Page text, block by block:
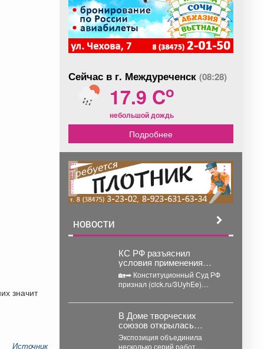
значит
Источник
Сейчас в г. Междуреченск (08:28)
17.9 Co
небольшой дождь
Подробнее
реклама
НОВОСТИ
КС РФ разъяснил
условия применения
повышающих
коэффициентов при
исчислении земельного
налога
🏡➡ Конституционный Суд РФ
признал (clck.ru/3UyhEe)
394(clck.ru/3UyhGE) и п. 15 ст....
В Доме творческих
союзов открылась
персональная выставка
Татьяны Никулиной
Экспозиция объединила
несколько серий работ,